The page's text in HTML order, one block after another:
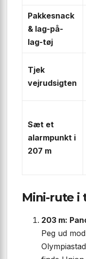
Pakkesnack
& lag-på-
lag-tøj
Tjek
vejrudsigten
Sæt et
alarmpunkt i
207 m
Mini-rute i
203 m:
Peg ud